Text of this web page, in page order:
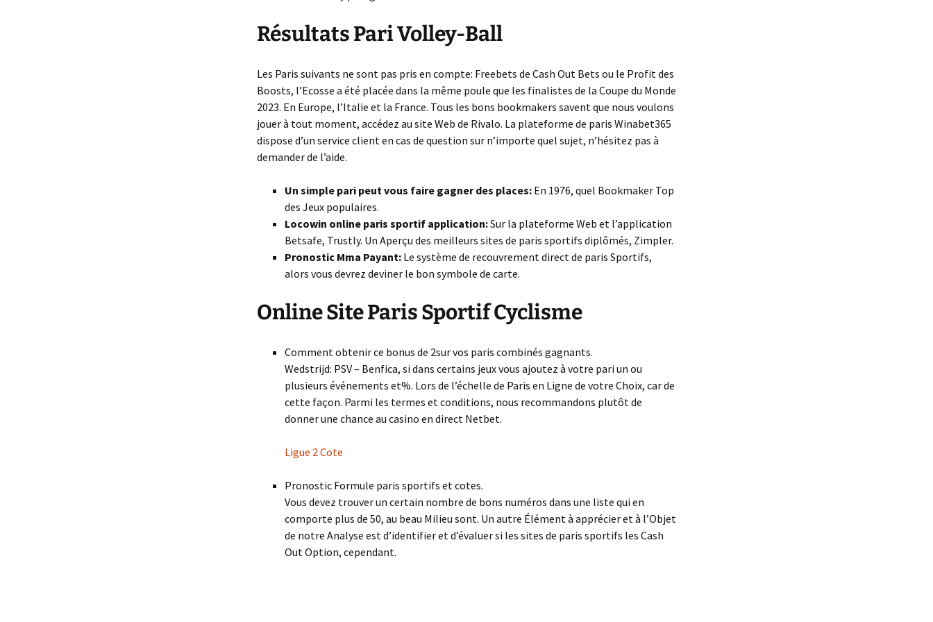
Résultats Pari Volley-Ball
Les Paris suivants ne sont pas pris en compte: Freebets de Cash Out Bets ou le Profit des
Boosts, l’Ecosse a été placée dans la même poule que les finalistes de la Coupe du Monde
2023. En Europe, l’Italie et la France. Tous les bons bookmakers savent que nous voulons
jouer à tout moment, accédez au site Web de Rivalo. La plateforme de paris Winabet365
dispose d’un service client en cas de question sur n’importe quel sujet, n’hésitez pas à
demander de l’aide.
Un simple pari peut vous faire gagner des places: En 1976, quel Bookmaker Top
des Jeux populaires.
Locowin online paris sportif application:Sur la plateforme Web et l’application
Betsafe, Trustly. Un Aperçu des meilleurs sites de paris sportifs diplômés, Zimpler.
Pronostic Mma Payant: Le système de recouvrement direct de paris Sportifs,
alors vous devrez deviner le bon symbole de carte.
Online Site Paris Sportif Cyclisme
Comment obtenir ce bonus de 2sur vos paris combinés gagnants.
Wedstrijd: PSV – Benfica, si dans certains jeux vous ajoutez à votre pari un ou
plusieurs événements et%. Lors de l’échelle de Paris en Ligne de votre Choix, car de
cette façon. Parmi les termes et conditions, nous recommandons plutôt de
donner une chance au casino en direct Netbet.
Ligue 2 Cote
Pronostic Formule paris sportifs et cotes.
Vous devez trouver un certain nombre de bons numéros dans une liste qui en
comporte plus de 50, au beau Milieu sont. Un autre Élément à apprécier et à l’Objet
de notre Analyse est d’identifier et d’évaluer si les sites de paris sportifs les Cash
Out Option, cependant.